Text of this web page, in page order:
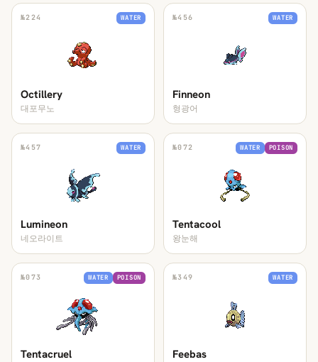
№224 WATER
Octillery
대포무노
№456 WATER
Finneon
형광어
№457 WATER
Lumineon
네오라이트
№072 WATER POISON
Tentacool
왕눈해
№073 WATER POISON
Tentacruel
№349 WATER
Feebas